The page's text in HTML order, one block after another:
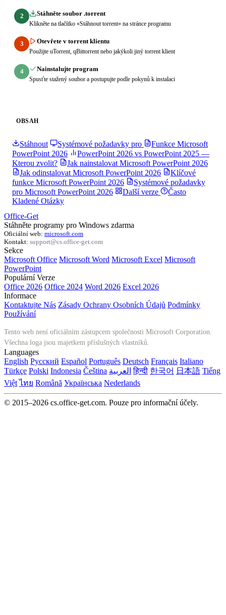
2 Stáhněte soubor .torrent
Klikněte na tlačítko «Stáhnout torrent» na stránce programu
3 Otevřete v torrent klientu
Použijte uTorrent, qBittorrent nebo jakýkoli jiný torrent klient
4 Nainstalujte program
Spusťte stažený soubor a postupujte podle pokynů k instalaci
OBSAH
Stáhnout Systémové požadavky pro
Funkce Microsoft
PowerPoint 2026
PowerPoint 2026 vs PowerPoint 2025 —
Kterou zvolit?
Jak nainstalovat Microsoft PowerPoint 2026
Jak odinstalovat Microsoft PowerPoint 2026
Klíčové
funkce Microsoft PowerPoint 2026
Systémové požadavky
pro Microsoft PowerPoint 2026
Další verze
Často
Kladené Otázky
Office-Get
Stáhněte programy pro Windows zdarma
Oficiální web: microsoft.com
Kontakt: support@cs.office-get.com
Sekce
Microsoft Office Microsoft Word Microsoft Excel Microsoft
PowerPoint
Populární Verze
Office 2026 Office 2024 Word 2026 Excel 2026
Informace
Kontaktujte Nás Zásady Ochrany Osobních Údajů Podmínky
Používání
Tento web není oficiálním zástupcem společnosti Microsoft Corporation.
Všechna loga jsou majetkem příslušných vlastníků.
Languages
English Русский Español Português Deutsch Français Italiano
Türkçe Polski Indonesia Čeština العربية हिन्दी 한국어 日本語 Tiếng
Việt ไทย Română Українська Nederlands
© 2015–2026 cs.office-get.com. Pouze pro informační účely.